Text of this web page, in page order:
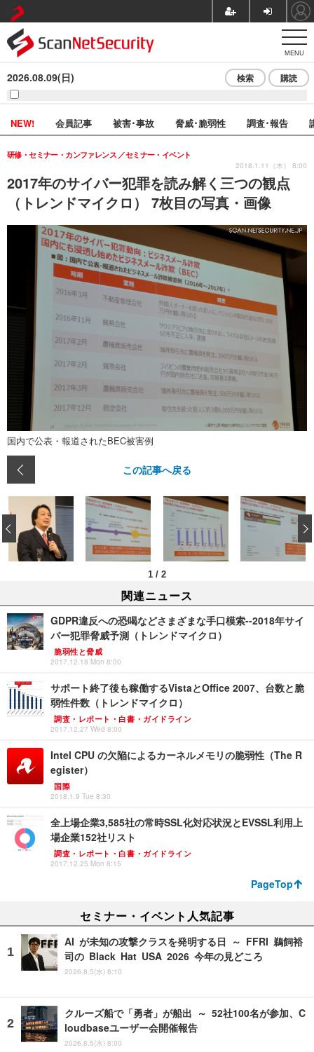
MENU
2026.08.09(日) 検索 購読
NEW! 会員記事 被害･事故 脅威･脆弱性 調査･報告
2017年のサイバー犯罪を読み解く三つの観点
（トレンドマイクロ） 7枚目の写真・画像
研修・セミナー・カンファレンス セミナー・イベント
2018.1.11（木） 8:00
国内で公表・報道されたBEC被害例
この記事へ戻る
1 / 2
‹
関連ニュース
GDPR違反への恐喝などさまざまな手口模索--2018年サイ
バー犯罪脅威予測（トレンドマイクロ）
脆弱性と脅威
2017.12.18 Mon 8:00
サポート終了後も稼働するVistaとOffice 2007、台数と脆
弱性件数（トレンドマイクロ）
調査・レポート・白書・ガイドライン
2017.12.27 Wed 8:00
Intel CPU の欠陥によるカーネルメモリの脆弱性（The R
egister）
国際
2018.1.9 Tue 8:30
全上場企業3,585社の常時SSL化対応状況とEVSSL利用上
場企業152社リスト
調査・レポート・白書・ガイドライン
2017.12.25 Mon 8:15
PageTop
セミナー・イベント人気記事
AI が未知の攻撃クラスを発明する日 ～ FFRI 鵜飼裕
司の Black Hat USA 2026 今年の見どころ
2026.8.5(水) 8:10
クルーズ船で「勇者」が船出 ～ 52社100名が参加、C
loudbaseユーザー会開催報告
2026.8.5(水) 8:00